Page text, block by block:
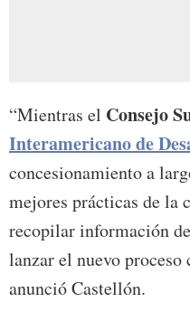
“Mientras el Consejo
Interamericano de
concesionamiento a
mejores prácticas de la
recopilar información
lanzar el nuevo
anunció Castellón.